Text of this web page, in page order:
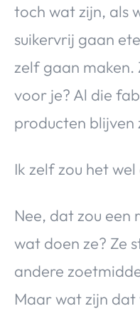
toch wat zijn, als
suikervrij gaan
zelf gaan maken.
voor je? Al die
producten blijven
Ik zelf zou het
Nee, dat zou een
wat doen ze? Ze
andere
Maar wat zijn dat